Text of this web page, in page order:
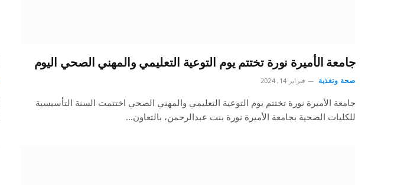
جامعة الأميرة نورة تختتم يوم التوعية التعليمي والمهني الصحي اليوم
صحة وتغذية فبراير 14, 2024
جامعة الأميرة نورة تختتم يوم التوعية التعليمي والمهني الصحي اختتمت السنة التأسيسية
للكليات الصحية بجامعة الأميرة نورة بنت عبدالرحمن، بالتعاون…